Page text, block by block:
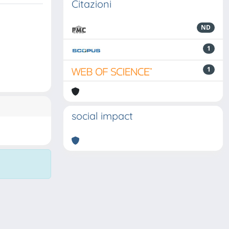
Citazioni
ND
1
1
social impact